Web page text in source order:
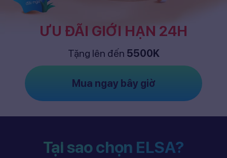
ƯU ĐÃI GIỚI HẠN 24H
Tặng lên đến 5500K
Mua ngay bây giờ
Tại sao chọn ELSA?